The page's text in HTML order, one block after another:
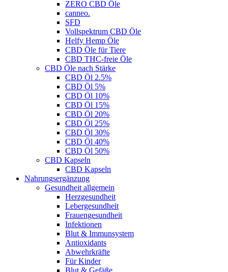
ZERO CBD Öle
canneo.
SFD
Vollspektrum CBD Öle
Helfy Hemp Öle
CBD Öle für Tiere
CBD THC-freie Öle
CBD Öle nach Stärke
CBD Öl 2.5%
CBD Öl 5%
CBD Öl 10%
CBD Öl 15%
CBD Öl 20%
CBD Öl 25%
CBD Öl 30%
CBD Öl 40%
CBD Öl 50%
CBD Kapseln
CBD Kapseln
Nahrungsergänzung
Gesundheit allgemein
Herzgesundheit
Lebergesundheit
Frauengesundheit
Infektionen
Blut & Immunsystem
Antioxidants
Abwehrkräfte
Für Kinder
Blut & Gefäße